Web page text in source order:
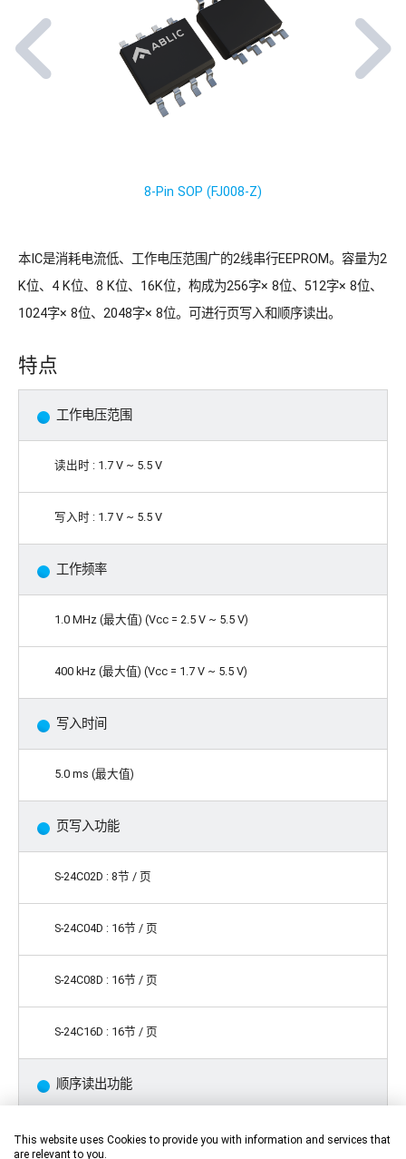
8-Pin SOP (FJ008-Z)
本IC是消耗电流低、工作电压范围广的2线串行EEPROM。容量为2
K位、4 K位、8 K位、16K位，构成为256字× 8位、512字× 8位、
1024字× 8位、2048字× 8位。可进行页写入和顺序读出。
特点
工作电压范围
读出时 : 1.7 V ~ 5.5 V
写入时 : 1.7 V ~ 5.5 V
工作频率
1.0 MHz (最大值) (Vcc = 2.5 V ~ 5.5 V)
400 kHz (最大值) (Vcc = 1.7 V ~ 5.5 V)
写入时间
5.0 ms (最大值)
页写入功能
S-24C02D : 8节 / 页
S-24C04D : 16节 / 页
S-24C08D : 16节 / 页
S-24C16D : 16节 / 页
顺序读出功能
噪声除去
This website uses Cookies to provide you with information and services that
are relevant to you.